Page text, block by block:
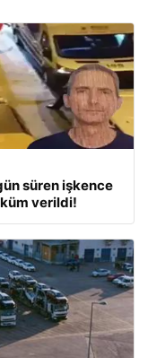
süren işkence
verildi!